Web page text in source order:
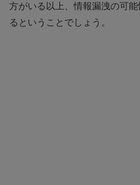
方がいる以上、情報漏洩の可
るということでしょう。